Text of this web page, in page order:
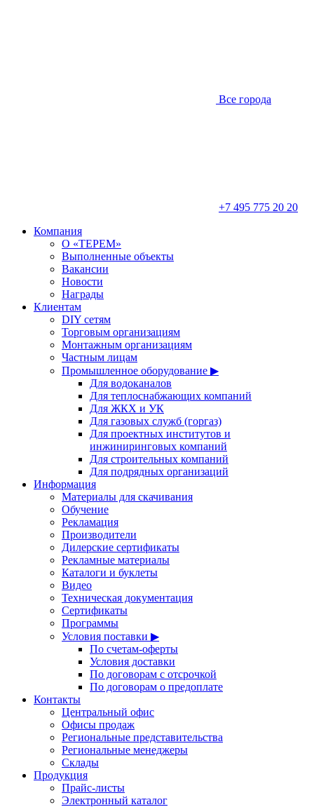
Все города
+7 495 775 20 20
Компания
О «ТЕРЕМ»
Выполненные объекты
Вакансии
Новости
Награды
Клиентам
DIY сетям
Торговым организациям
Монтажным организациям
Частным лицам
Промышленное оборудование ▶
Для водоканалов
Для теплоснабжающих компаний
Для ЖКХ и УК
Для газовых служб (горгаз)
Для проектных институтов и
инжиниринговых компаний
Для строительных компаний
Для подрядных организаций
Информация
Материалы для скачивания
Обучение
Рекламация
Производители
Дилерские сертификаты
Рекламные материалы
Каталоги и буклеты
Видео
Техническая документация
Сертификаты
Программы
Условия поставки ▶
По счетам-оферты
Условия доставки
По договорам с отсрочкой
По договорам о предоплате
Контакты
Центральный офис
Офисы продаж
Региональные представительства
Региональные менеджеры
Склады
Продукция
Прайс-листы
Электронный каталог